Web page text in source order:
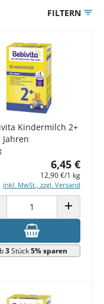
FILTERN
Kindermilch 2+
Jahren
6,45 €
12,90 €/1 kg
inkl. MwSt., zzgl. Versand
VERRINGERN ANZAHL
3Stück5% sparen